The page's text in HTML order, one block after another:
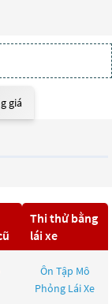
giá
Thi thử bằng
lái xe
Ôn Tập Mô
Phỏng Lái Xe